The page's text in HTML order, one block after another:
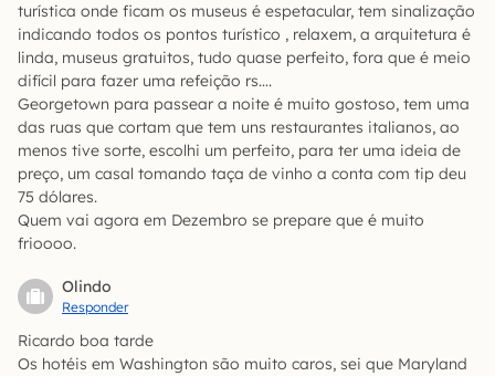
turística onde ficam os museus é espetacular, tem sinalização
indicando todos os pontos turístico , relaxem, a arquitetura é
linda, museus gratuitos, tudo quase perfeito, fora que é meio
difícil para fazer uma refeição rs….
Georgetown para passear a noite é muito gostoso, tem uma
das ruas que cortam que tem uns restaurantes italianos, ao
menos tive sorte, escolhi um perfeito, para ter uma ideia de
preço, um casal tomando taça de vinho a conta com tip deu
75 dólares.
Quem vai agora em Dezembro se prepare que é muito
frioooo.
Olindo
Responder
Ricardo boa tarde
Os hotéis em Washington são muito caros, sei que Maryland